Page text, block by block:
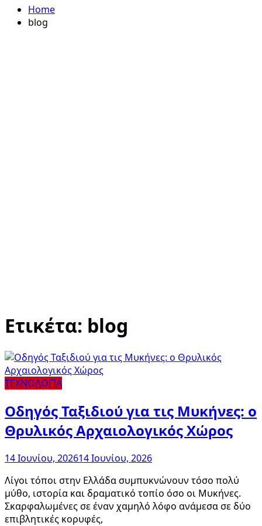
Home
blog
Ετικέτα: blog
ΤΕΧΝΟΛΟΓΙΑ
Οδηγός Ταξιδιού για τις Μυκήνες: ο
Θρυλικός Αρχαιολογικός Χώρος
14 Ιουνίου, 202614 Ιουνίου, 2026
Λίγοι τόποι στην Ελλάδα συμπυκνώνουν τόσο πολύ
μύθο, ιστορία και δραματικό τοπίο όσο οι Μυκήνες.
Σκαρφαλωμένες σε έναν χαμηλό λόφο ανάμεσα σε δύο
επιβλητικές κορυφές,